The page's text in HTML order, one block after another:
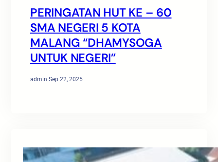
PERINGATAN HUT KE – 60
SMA NEGERI 5 KOTA
MALANG “DHAMYSOGA
UNTUK NEGERI”
admin·Sep 22, 2025